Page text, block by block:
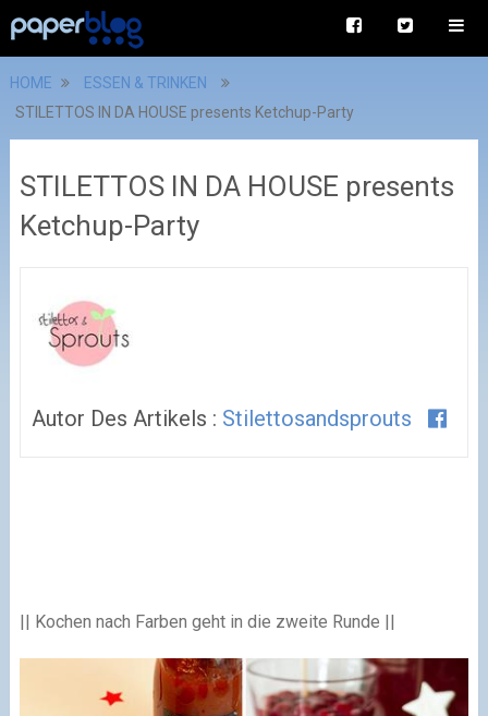
HOME
ESSEN & TRINKEN
STILETTOS IN DA HOUSE presents Ketchup-Party
STILETTOS IN DA HOUSE presents
Ketchup-Party
Autor Des Artikels : Stilettosandsprouts
|| Kochen nach Farben geht in die zweite Runde ||